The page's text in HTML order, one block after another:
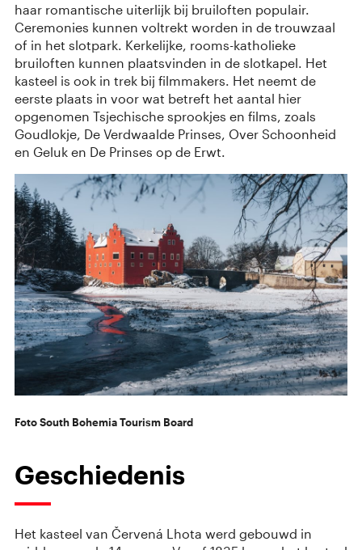
haar romantische uiterlijk bij bruiloften populair.
Ceremonies kunnen voltrekt worden in de trouwzaal
of in het slotpark. Kerkelijke, rooms-katholieke
bruiloften kunnen plaatsvinden in de slotkapel. Het
kasteel is ook in trek bij filmmakers. Het neemt de
eerste plaats in voor wat betreft het aantal hier
opgenomen Tsjechische sprookjes en films, zoals
Goudlokje, De Verdwaalde Prinses, Over Schoonheid
en Geluk en De Prinses op de Erwt.
Foto South Bohemia Tourism Board
Geschiedenis
Het kasteel van Červená Lhota werd gebouwd in